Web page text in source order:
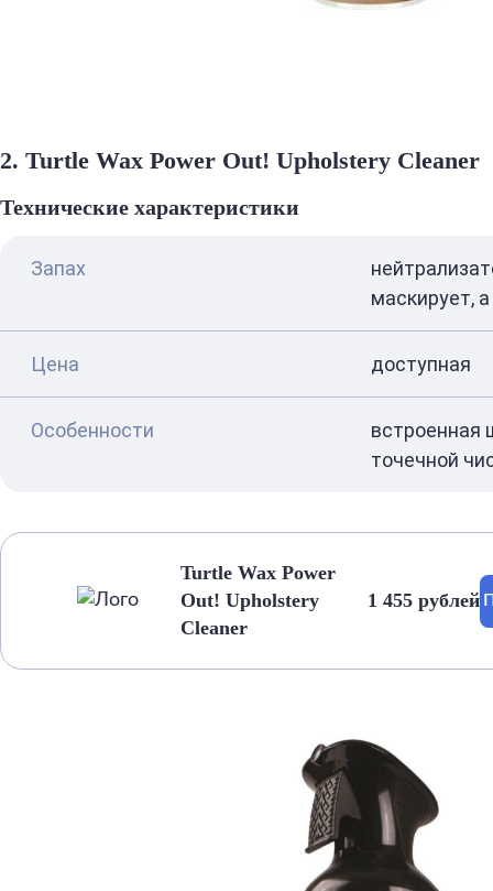
2. Turtle Wax Power Out! Upholstery Cleaner
Технические характеристики
Запах
маскирует,
Цена доступная
Особенности
встроенная
точечной
Turtle Wax Power
Out! Upholstery
Cleaner
1 455 рублей